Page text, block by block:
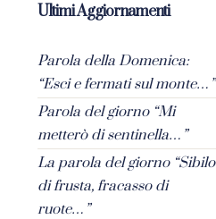
Ultimi Aggiornamenti
Parola della Domenica:
“Esci e fermati sul monte…”
Parola del giorno “Mi
metterò di sentinella…”
La parola del giorno “Sibilo
di frusta, fracasso di
ruote…”